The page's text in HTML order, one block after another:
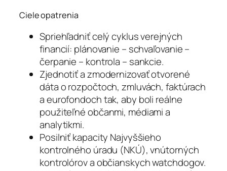
Ciele opatrenia
Spriehľadniť celý cyklus verejných
financií: plánovanie – schvaľovanie –
čerpanie – kontrola – sankcie.
Zjednotiť a zmodernizovať otvorené
dáta o rozpočtoch, zmluvách, faktúrach
a eurofondoch tak, aby boli reálne
použiteľné občanmi, médiami a
analytikmi.
Posilniť kapacity Najvyššieho
kontrolného úradu (NKÚ), vnútorných
kontrolórov a občianskych watchdogov.